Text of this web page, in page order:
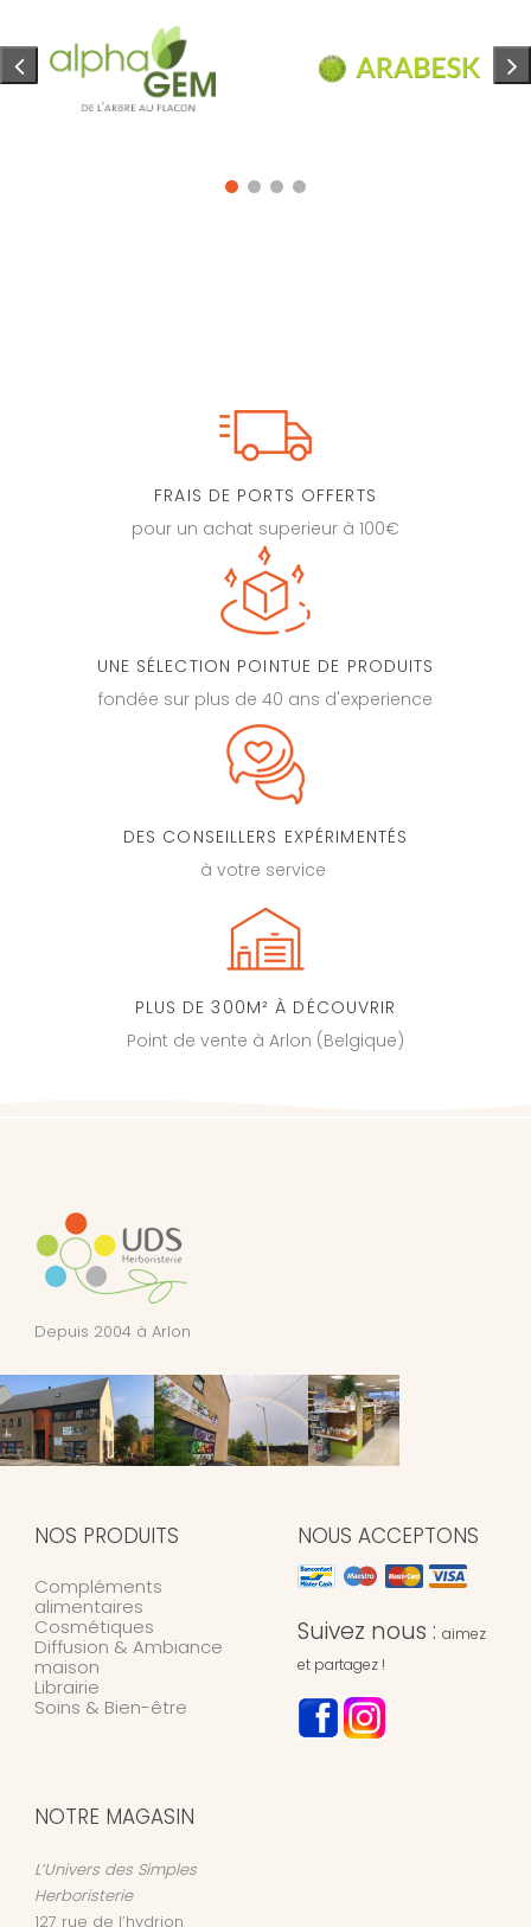
FRAIS DE PORTS OFFERTS
pour un achat superieur à 100€
UNE SÉLECTION POINTUE DE PRODUITS
fondée sur plus de 40 ans d'experience
DES CONSEILLERS EXPÉRIMENTÉS
à votre service
PLUS DE 300M² À DÉCOUVRIR
Point de vente à Arlon (Belgique)
Depuis 2004 à Arlon
NOS PRODUITS
Compléments
alimentaires
Cosmétiques
Diffusion & Ambiance
maison
Librairie
Soins & Bien-être
NOUS ACCEPTONS
Suivez nous : aimez
et partagez !
NOTRE MAGASIN
L’Univers des Simples
Herboristerie
127 rue de l’hydrion